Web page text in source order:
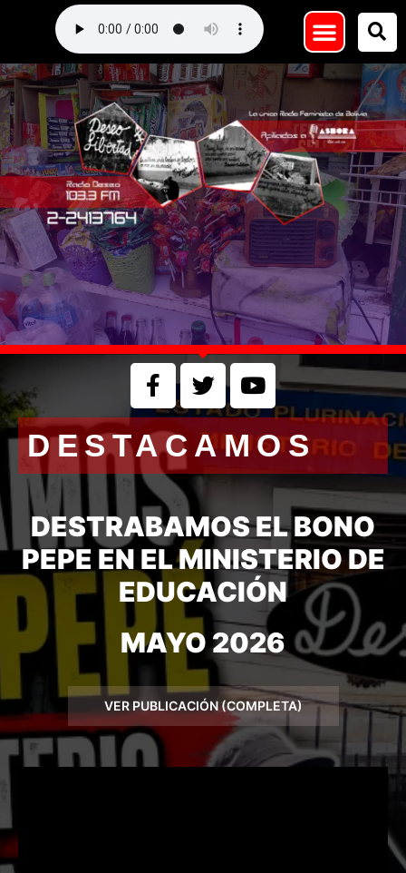
DESTACAMOS
DESTRABAMOS EL BONO
PEPE EN EL MINISTERIO DE
EDUCACIÓN
MAYO 2026
VER PUBLICACIÓN (COMPLETA)